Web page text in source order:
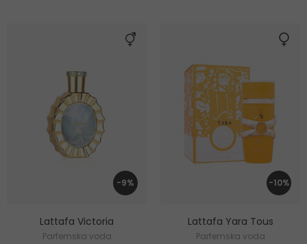
-9%
Lattafa Victoria
Parfemska voda
-10%
Lattafa Yara Tous
Parfemska voda